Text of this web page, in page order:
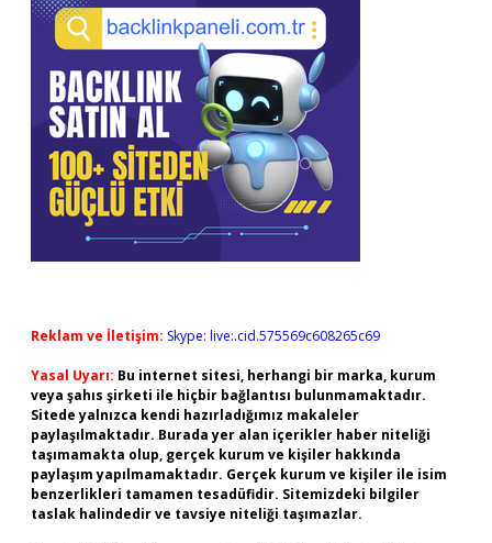
Reklam ve İletişim: Skype: live:.cid.575569c608265c69
Yasal Uyarı: Bu internet sitesi, herhangi bir marka, kurum
veya şahıs şirketi ile hiçbir bağlantısı bulunmamaktadır.
Sitede yalnızca kendi hazırladığımız makaleler
paylaşılmaktadır. Burada yer alan içerikler haber niteliği
taşımamakta olup, gerçek kurum ve kişiler hakkında
paylaşım yapılmamaktadır. Gerçek kurum ve kişiler ile isim
benzerlikleri tamamen tesadüfidir. Sitemizdeki bilgiler
taslak halindedir ve tavsiye niteliği taşımazlar.